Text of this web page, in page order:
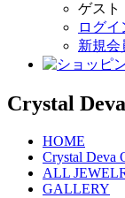
ゲスト
ログイ
新規会
Crystal
HOME
Crystal Deva
ALL
GALLERY